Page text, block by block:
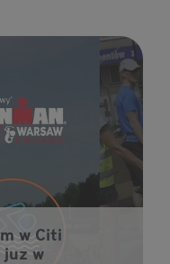
w Citi
juz w